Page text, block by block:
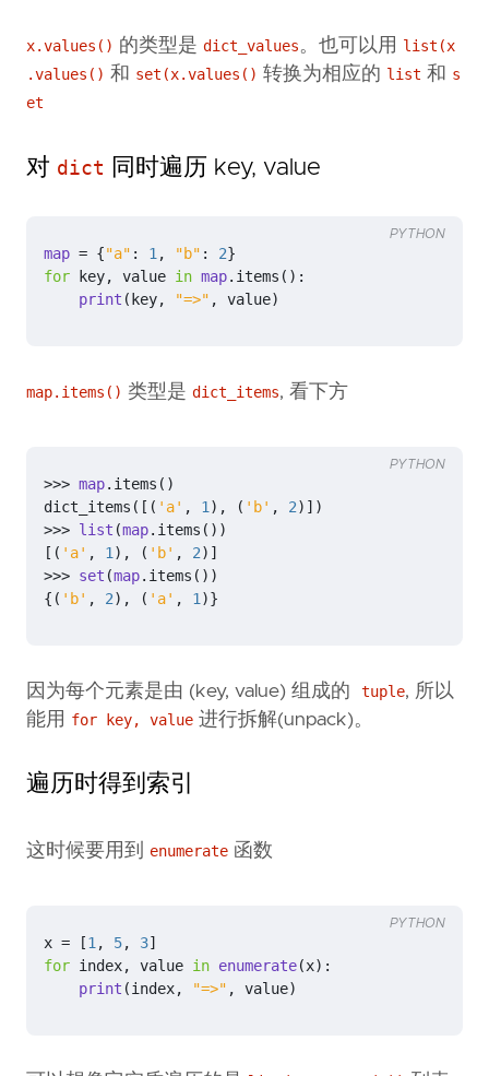
x.values() 的类型是 dict_values。也可以用 list(x
.values() 和 set(x.values() 转换为相应的 list 和 s
et
对 dict 同时遍历 key, value
map = {"a" : 1 , "b" : 2}
for
key, value in map. items ():
print ( key, "=>" , value)
PYTHON
map.items() 类型是 dict_items, 看下方
>>> map. items ()
dict_items ([( 'a' , 1 ), ( 'b' , 2)])
>>> list (map. items ())
[( 'a' , 1 ), ( 'b' , 2)]
>>> set (map. items ())
{( 'b' , 2), ( 'a' , 1 )}
PYTHON
因为每个元素是由 (key, value) 组成的 tuple, 所以
能用 for key, value 进行拆解(unpack)。
遍历时得到索引
这时候要用到 enumerate 函数
x = [1 , 5, 3]
for index, value in enumerate(x):
print (index, "=>" , value)
PYTHON